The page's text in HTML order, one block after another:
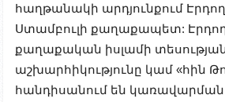
հաղթանակի արդյունքում
Ստամբուլի քաղաքապետ:
քաղաքական իսլամի
աշխարհիկությունը կամ «հին
հանդիսանում են